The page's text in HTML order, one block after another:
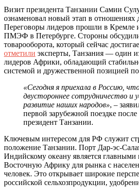
Визит президента Танзании Самии
ознаменовал новый этап в отношениях
Переговоры лидеров прошли в Кремле
ПМЭФ в Петербурге. Стороны
товарооборота, который сейчас
отметили эксперты, Танзания — один
лидеров Африки, обладающий
системой и дружественной позицией
«Сегодня я приехала в Россию,
двустороннее сотрудничество и
развитие наших народов», –
первой зарубежной поездке
президент Танзании.
Ключевым интересом для РФ служит
положение Танзании. Порт Дар-эс-
Индийскому океану является главными
Восточную Африку для рынка с
человек. Это открывает широкие
российской сельхозпродукции,